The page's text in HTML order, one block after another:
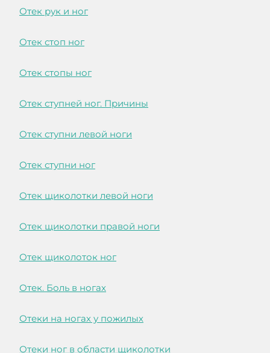
Отек рук и ног
Отек стоп ног
Отек стопы ног
Отек ступней ног. Причины
Отек ступни левой ноги
Отек ступни ног
Отек щиколотки левой ноги
Отек щиколотки правой ноги
Отек щиколоток ног
Отек. Боль в ногах
Отеки на ногах у пожилых
Отеки ног в области щиколотки